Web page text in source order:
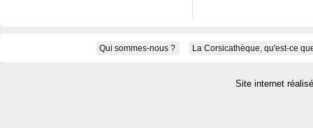
Qui sommes-nous ? La Corsicathèque, qu'est-ce
Site internet